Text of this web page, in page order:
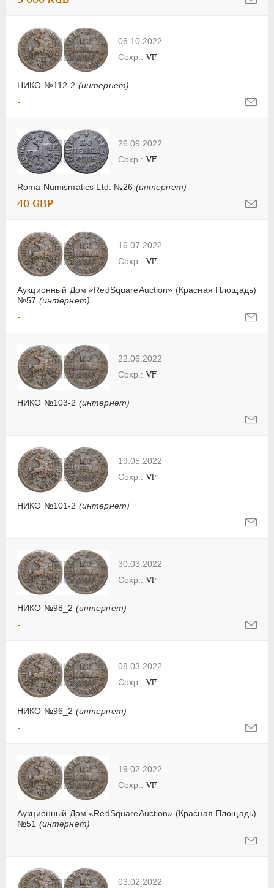
06.10.2022
НИКО №112-2 (интернет)
VF
-
26.09.2022
Roma Numismatics Ltd. №26 (интернет)
VF
40 GBP
16.07.2022
Аукционный Дом «RedSquareAuction» (Красная Площадь)
№57 (интернет)
VF
-
22.06.2022
НИКО №103-2 (интернет)
VF
-
19.05.2022
НИКО №101-2 (интернет)
VF
-
30.03.2022
НИКО №98_2 (интернет)
VF
-
08.03.2022
НИКО №96_2 (интернет)
VF
-
19.02.2022
Аукционный Дом «RedSquareAuction» (Красная Площадь)
№51 (интернет)
VF
-
03.02.2022